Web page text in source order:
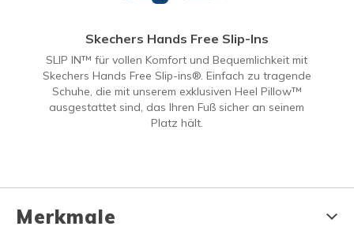
Skechers Hands Free Slip-Ins
SLIP IN™ für vollen Komfort und Bequemlichkeit mit
Skechers Hands Free Slip-ins®. Einfach zu tragende
Schuhe, die mit unserem exklusiven Heel Pillow™
ausgestattet sind, das Ihren Fuß sicher an seinem
Platz hält.
Merkmale